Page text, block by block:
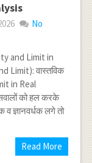
No
and Limit in
Limit): वास्तविक
in Real
को हल करके
ज्ञानवर्धक लगे तो
Read More